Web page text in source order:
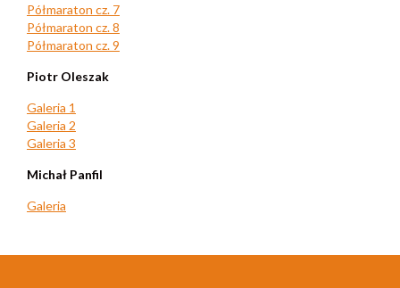
Półmaraton cz. 7
Półmaraton cz. 8
Półmaraton cz. 9
Piotr Oleszak
Galeria 1
Galeria 2
Galeria 3
Michał Panfil
Galeria